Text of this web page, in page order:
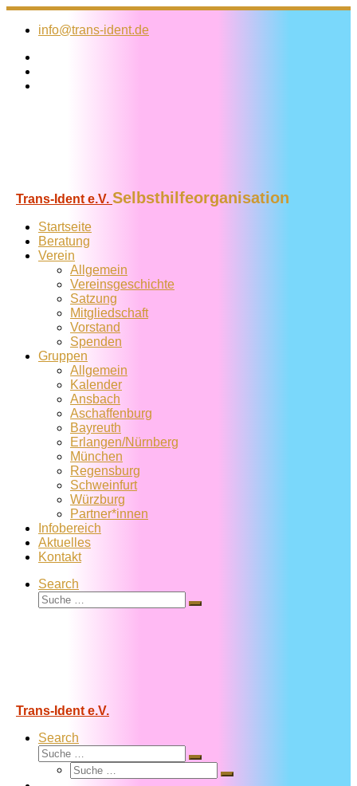
Zum
Inhalt
info@trans-ident.de
Trans-Ident e.V. Selbsthilfeorganisation
Startseite
Beratung
Verein
Allgemein
Vereins­geschichte
Satzung
Mitglied­schaft
Vorstand
Spenden
Gruppen
Allgemein
Kalender
Ansbach
Aschaffenburg
Bayreuth
Erlangen/Nürnberg
München
Regensburg
Schweinfurt
Würzburg
Partner*innen
Infobereich
Aktuelles
Kontakt
Search
Suche
Suche
Trans-Ident e.V.
Search
Suche
Suche
Suche
Suche